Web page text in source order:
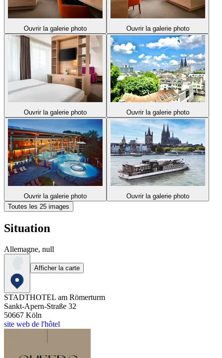
Ouvrir la galerie photo Ouvrir la galerie photo
Ouvrir la galerie photo Ouvrir la galerie photo
Ouvrir la galerie photo
Ouvrir la galerie photo
Toutes les 25 images
Situation
Allemagne, null
Afficher la carte
STADTHOTEL am Römerturm
Sankt-Apern-Straße 32
50667 Köln
site web de l'hôtel